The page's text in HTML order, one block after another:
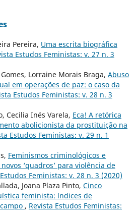
Pereira, Uma escrita biográfica
Estudos Feministas: v. 27 n. 3
Lorraine Morais Braga, Abuso
em operações de paz: o caso da
Estudos Feministas: v. 28 n. 3
Cecilia Inés Varela, Eca! A retórica
abolicionista da prostituição na
Estudos Feministas: v. 29 n. 1
Feminismos criminológicos e
‘quadros’ para violência de
Feministas: v. 28 n. 3 (2020)
Joana Plaza Pinto, Cinco
feminista: índices de
, Revista Estudos Feministas: